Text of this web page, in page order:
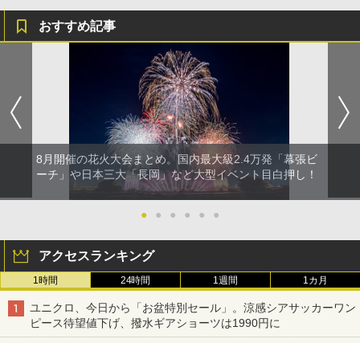
おすすめ記事
8月開催の花火大会まとめ。国内最大級2.4万発「幕張ビ
ーチ」や日本三大「長岡」など大型イベント目白押し！
● ● ● ● ● ●
アクセスランキング
1時間 24時間 1週間 1カ月
ユニクロ、今日から「お盆特別セール」。涼感シアサッカーワン
ピース待望値下げ、撥水ギアショーツは1990円に